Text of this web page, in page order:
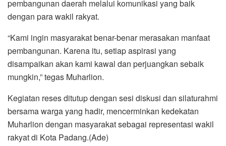
pembangunan daerah melalui komunikasi yang baik
dengan para wakil rakyat.
“Kami ingin masyarakat benar-benar merasakan manfaat
pembangunan. Karena itu, setiap aspirasi yang
disampaikan akan kami kawal dan perjuangkan sebaik
mungkin,” tegas Muharlion.
Kegiatan reses ditutup dengan sesi diskusi dan silaturahmi
bersama warga yang hadir, mencerminkan kedekatan
Muharlion dengan masyarakat sebagai representasi wakil
rakyat di Kota Padang.(Ade)